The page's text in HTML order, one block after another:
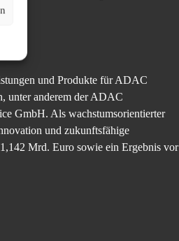
und Produkte für ADAC
unter anderem der ADAC
GmbH. Als wachstumsorientierter
und zukunftsfähige
Mrd. Euro sowie ein Ergebnis vor